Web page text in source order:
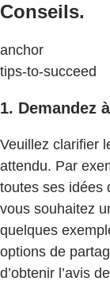
Conseils.
anchor
tips-to-succeed
1. Demandez
Veuillez clarifier
attendu. Par
toutes ses idées
vous souhaitez
quelques
options de
d’obtenir l’avis